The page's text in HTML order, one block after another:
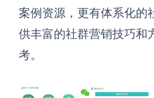
案例资源，更有体系化的
供丰富的社群营销技巧和
考。